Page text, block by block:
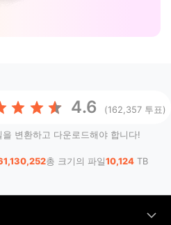
4.6 (162,357 투표)
변환하고 다운로드해야 합니다!
총 크기의 파일10,124TB